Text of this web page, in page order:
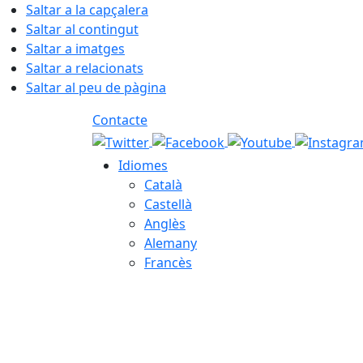
Saltar a la capçalera
Saltar al contingut
Saltar a imatges
Saltar a relacionats
Saltar al peu de pàgina
Contacte
Idiomes
Català
Castellà
Anglès
Alemany
Francès